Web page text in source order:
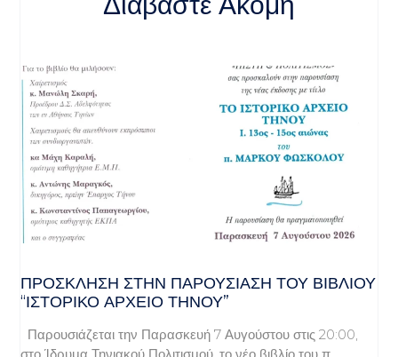
ΠΡΌΣΚΛΗΣΗ ΣΤΗΝ ΠΑΡΟΥΣΊΑΣΗ ΤΟΥ ΒΙΒΛΊΟΥ
“ΙΣΤΟΡΙΚΌ ΑΡΧΕΊΟ ΤΉΝΟΥ”
Παρουσιάζεται την Παρασκευή 7 Αυγούστου στις 20:00,